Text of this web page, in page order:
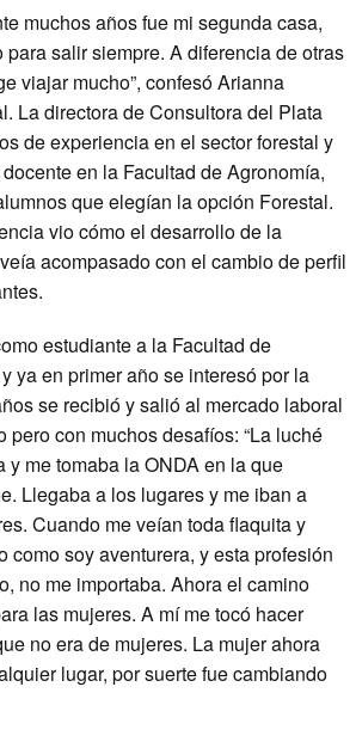
muchos años fue mi segunda casa,
salir siempre. A diferencia de otras
viajar mucho”, confesó Arianna
La directora de Consultora del Plata
de experiencia en el sector forestal y
en la Facultad de Agronomía,
que elegían la opción Forestal.
vio cómo el desarrollo de la
acompasado con el cambio de perfil
estudiante a la Facultad de
ya en primer año se interesó por la
se recibió y salió al mercado laboral
pero con muchos desafíos: “La luché
y me tomaba la ONDA en la que
Llegaba a los lugares y me iban a
Cuando me veían toda flaquita y
como soy aventurera, y esta profesión
no me importaba. Ahora el camino
las mujeres. A mí me tocó hacer
no era de mujeres. La mujer ahora
lugar, por suerte fue cambiando